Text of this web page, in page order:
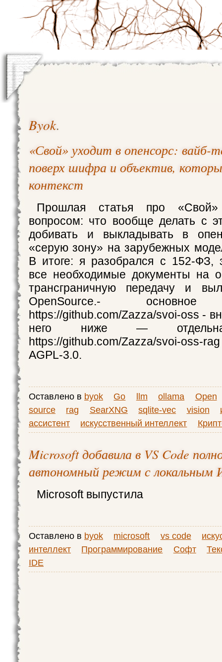
Byok.
«Свой» уходит в опенсорс: вайб-
поверх шифра и объектив,
контекст
Прошлая статья про «Свой»
вопросом: что вообще делать с
добивать и выкладывать в
«серую зону» на зарубежных
В итоге: я разобрался с 152-ФЗ,
все необходимые документы на
трансграничную передачу и
OpenSource.- основное
https://github.com/Zazza/svoi-oss -
него ниже —
https://github.com/Zazza/svoi-
AGPL-3.0.
Оставлено в byok Go llm ollama
Open
source
rag SearXNG sqlite-vec vision
ассистент
искусственный интеллект
Microsoft добавила в VS Code
автономный режим с локальным
Microsoft выпустила
Оставлено в byok microsoft vs code
интеллект
Программирование Софт
IDE